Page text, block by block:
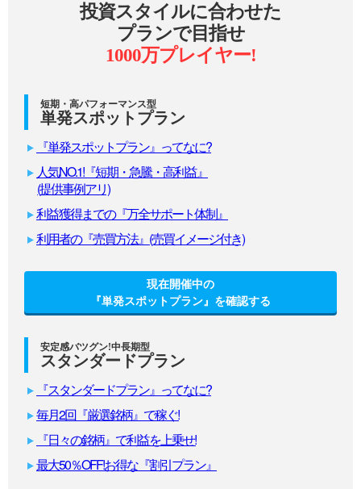
投資スタイルに合わせた
プランで目指せ
1000万プレイヤー!
短期・高パフォーマンス型
単発スポットプラン
『単発スポットプラン』ってなに?
人気NO.1!『短期・急騰・高利益』
(提供事例アリ)
利益獲得までの『万全サポート体制』
利用者の『売買方法』(売買イメージ付き)
現在開催中の
『単発スポットプラン』を確認する
安定感バツグン!中長期型
スタンダードプラン
『スタンダードプラン』ってなに?
毎月2回『厳選銘柄』で稼ぐ!
『日々の銘柄』で利益を上乗せ!
最大50％OFF!お得な『割引プラン』